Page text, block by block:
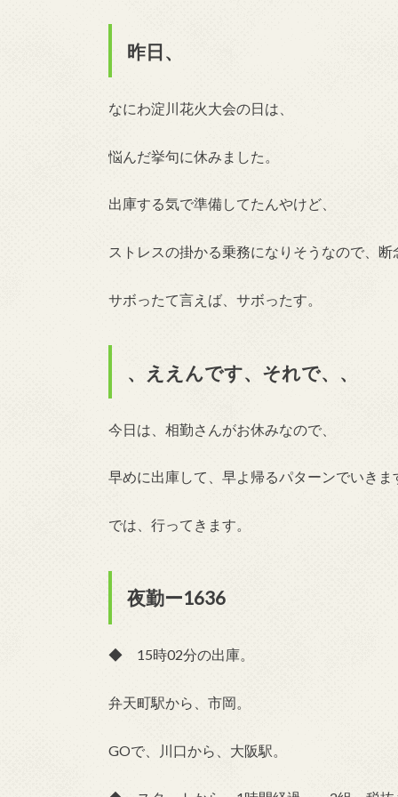
昨日、
なにわ淀川花火大会の日は、
悩んだ挙句に休みました。
出庫する気で準備してたんやけど、
ストレスの掛かる乗務になりそうなので、断
サボったて言えば、サボったす。
、ええんです、それで、、
今日は、相勤さんがお休みなので、
早めに出庫して、早よ帰るパターンでいきま
では、行ってきます。
夜勤ー1636
◆ 15時02分の出庫。
弁天町駅から、市岡。
GOで、川口から、大阪駅。